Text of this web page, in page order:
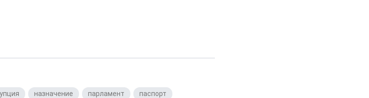
назначение парламент паспорт